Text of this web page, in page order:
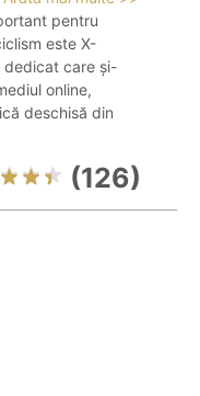
pentru
este X-
dedicat care și-
online,
deschisă din
(126)